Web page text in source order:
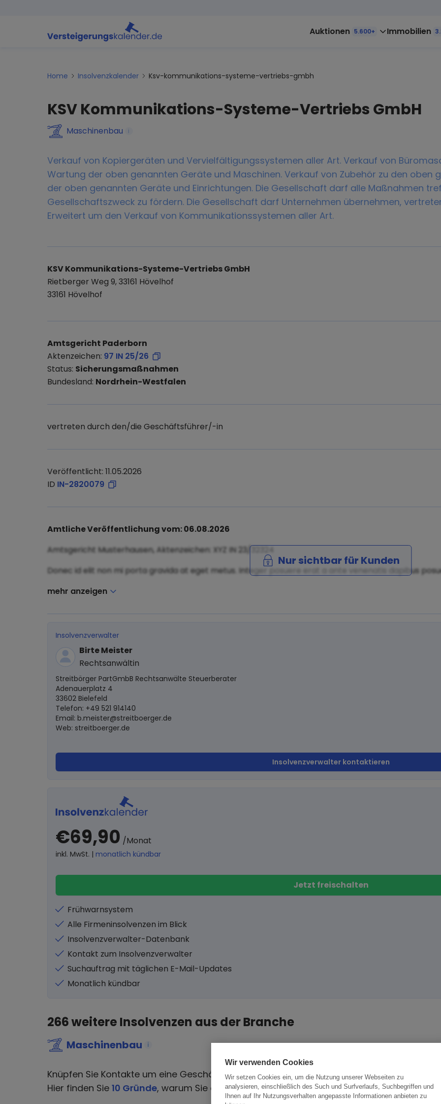
Auktionen 5.600+ Immobilien
Home Insolvenzkalender Ksv-kommunikations-systeme-vertriebs-gmbh
KSV Kommunikations-Systeme-Vertriebs GmbH
Maschinenbau i
Verkauf von Kopiergeräten und Vervielfältigungssystemen aller Art. Verkauf von
Wartung der oben genannten Geräte und Maschinen. Verkauf von Zubehör zu den oben
der oben genannten Geräte und Einrichtungen. Die Gesellschaft darf alle Maßnahmen
Gesellschaftszweck zu fördern. Die Gesellschaft darf Unternehmen übernehmen,
Erweitert um den Verkauf von Kommunikationssystemen aller Art.
KSV Kommunikations-Systeme-Vertriebs GmbH
Rietberger Weg 9, 33161 Hövelhof
33161 Hövelhof
Amtsgericht Paderborn
Aktenzeichen: 97 IN 25/26
Status: Sicherungsmaßnahmen
Bundesland: Nordrhein-Westfalen
vertreten durch den/die Geschäftsführer/-in
Veröffentlicht: 11.05.2026
ID IN-2820079
Amtliche Veröffentlichung vom: 06.08.2026
Amtsgericht Musterhausen, Aktenzeichen: XYZ IN 23/32324
Donec id elit non mi porta gravida at eget metus. Integer posuere erat a ante venenatis dapibus
Nur sichtbar für Kunden
mehr anzeigen
Insolvenzverwalter
Birte Meister
Rechtsanwältin
Streitbörger PartGmbB Rechtsanwälte Steuerberater
Adenauerplatz 4
33602 Bielefeld
Telefon: +49 521 914140
Email: b.meister@streitboerger.de
Web: streitboerger.de
Insolvenzverwalter kontaktieren
€69,90 /Monat
inkl. MwSt. | monatlich kündbar
Jetzt freischalten
Frühwarnsystem
Alle Firmeninsolvenzen im Blick
Insolvenzverwalter-Datenbank
Kontakt zum Insolvenzverwalter
Suchauftrag mit täglichen E-Mail-Updates
Monatlich kündbar
266weitere Insolvenzen aus der Branche
Maschinenbau i
Knüpfen Sie Kontakte um eine Geschäftsbeziehung aufzubauen.
Hier finden Sie 10 Gründe, warum Sie diese Chance nutzen sollten.
Wir verwenden Cookies
Wir setzen Cookies ein, um die Nutzung unserer Webseiten zu
analysieren, einschließlich des Such und Surfverlaufs, Suchbegriffen und
Ihnen auf Ihr Nutzungsverhalten angepasste Informationen anbieten zu